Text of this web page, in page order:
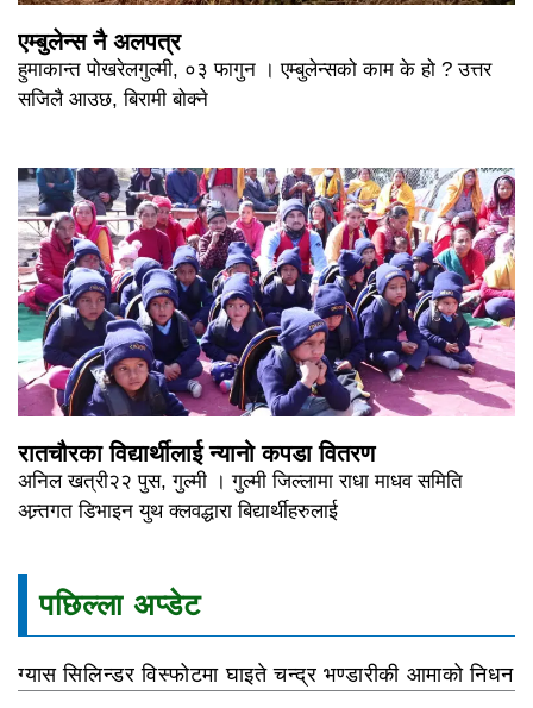
एम्बुलेन्स नै अलपत्र
हुमाकान्त पोखरेलगुल्मी, ०३ फागुन । एम्बुलेन्सको काम के हो ? उत्तर
सजिलै आउछ, बिरामी बोक्ने
रातचौरका विद्यार्थीलाई न्यानो कपडा वितरण
अनिल खत्री२२ पुस, गुल्मी । गुल्मी जिल्लामा राधा माधव समिति
अन्र्तगत डिभाइन युथ क्लवद्धारा बिद्यार्थीहरुलाई
पछिल्ला अप्डेट
ग्यास सिलिन्डर विस्फोटमा घाइते चन्द्र भण्डारीकी आमाको निधन